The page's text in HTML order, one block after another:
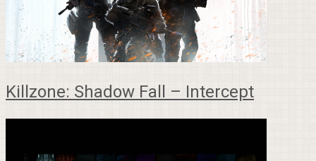
Killzone: Shadow Fall – Intercept